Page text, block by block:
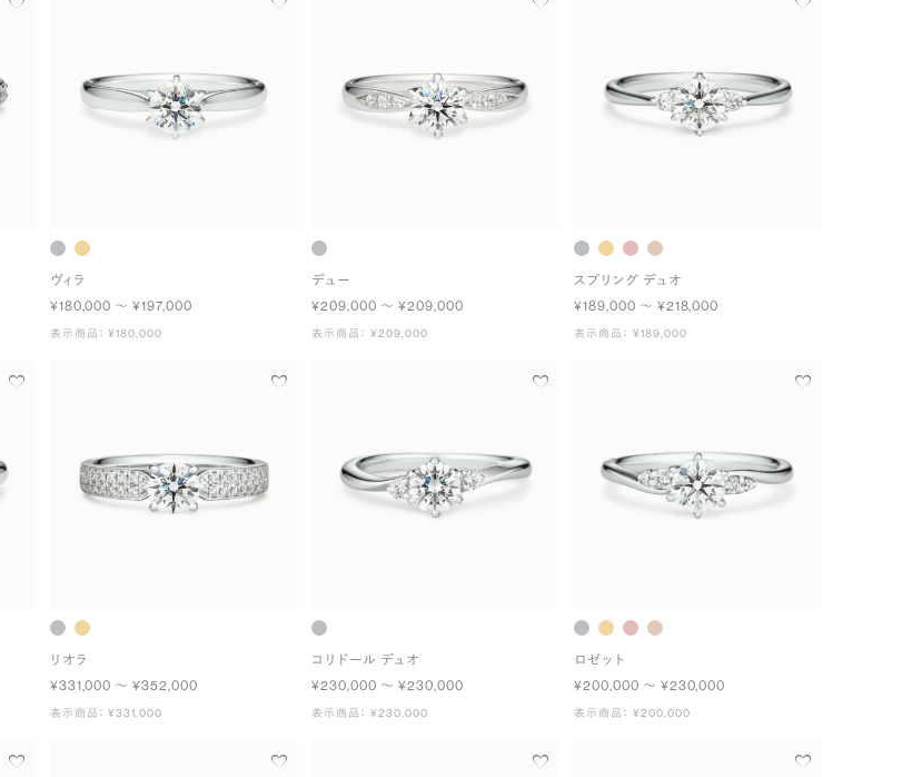
ヴィラ
¥180,000 〜 ¥197,000
表示商品： ¥180,000
デュー
¥209,000 〜 ¥209,000
表示商品： ¥209,000
スプリング デュオ
¥189,000 〜 ¥218,000
表示商品： ¥189,000
リオラ
¥331,000 〜 ¥352,000
表示商品： ¥331,000
コリドール デュオ
¥230,000 〜 ¥230,000
表示商品： ¥230,000
ロゼット
¥200,000 〜 ¥230,000
表示商品： ¥200,000